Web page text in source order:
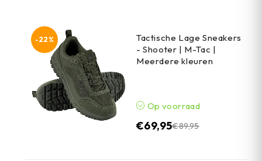
-22%
Tactische Lage Sneakers
- Shooter | M-Tac |
Meerdere kleuren
Op voorraad
€89,95
€69,95